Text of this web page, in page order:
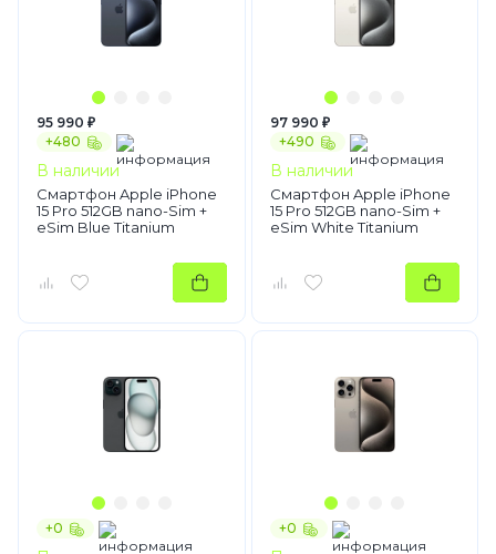
95 990 ₽
+480
В наличии
Смартфон Apple iPhone
15 Pro 512GB nano-Sim +
eSim Blue Titanium
97 990 ₽
+490
В наличии
Смартфон Apple iPhone
15 Pro 512GB nano-Sim +
eSim White Titanium
+0 +0